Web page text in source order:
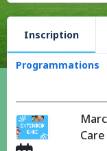
Inscription
Programmations
Care